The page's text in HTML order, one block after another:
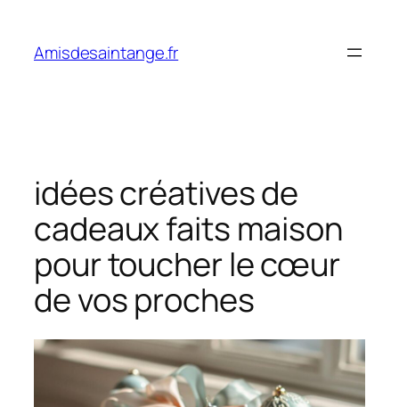
contenu
Amisdesaintange.fr
idées créatives de
cadeaux faits maison
pour toucher le cœur
de vos proches